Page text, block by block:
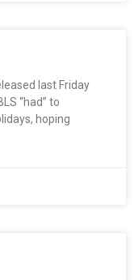
last Friday
“had” to
hoping